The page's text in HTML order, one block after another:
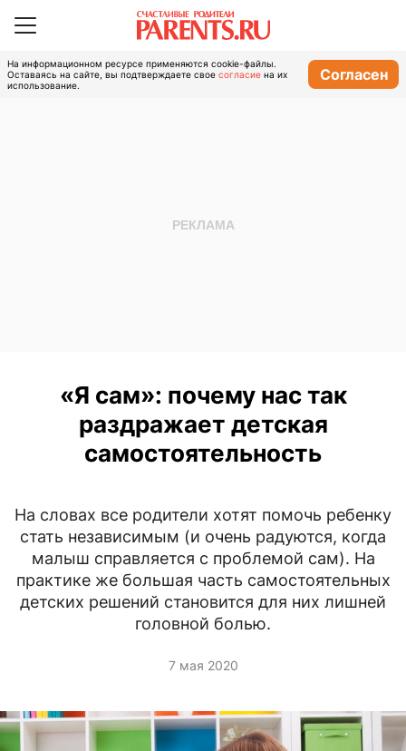
На информационном ресурсе применяются cookie-файлы.
Оставаясь на сайте, вы подтверждаете свое согласие на их
использование.
Согласен
«Я сам»: почему нас так
раздражает детская
самостоятельность
На словах все родители хотят помочь ребенку
стать независимым (и очень радуются, когда
малыш справляется с проблемой сам). На
практике же большая часть самостоятельных
детских решений становится для них лишней
головной болью.
7 мая 2020